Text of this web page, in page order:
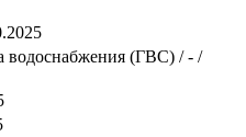
водоснабжения (ГВС) / - /